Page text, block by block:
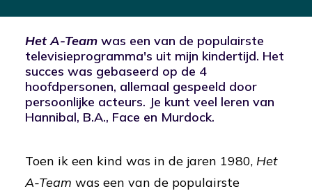
Het A-Team was een van de populairste
televisieprogramma's uit mijn kindertijd. Het
succes was gebaseerd op de 4
hoofdpersonen, allemaal gespeeld door
persoonlijke acteurs. Je kunt veel leren van
Hannibal, B.A., Face en Murdock.
Toen ik een kind was in de jaren 1980, Het
A-Team was een van de populairste